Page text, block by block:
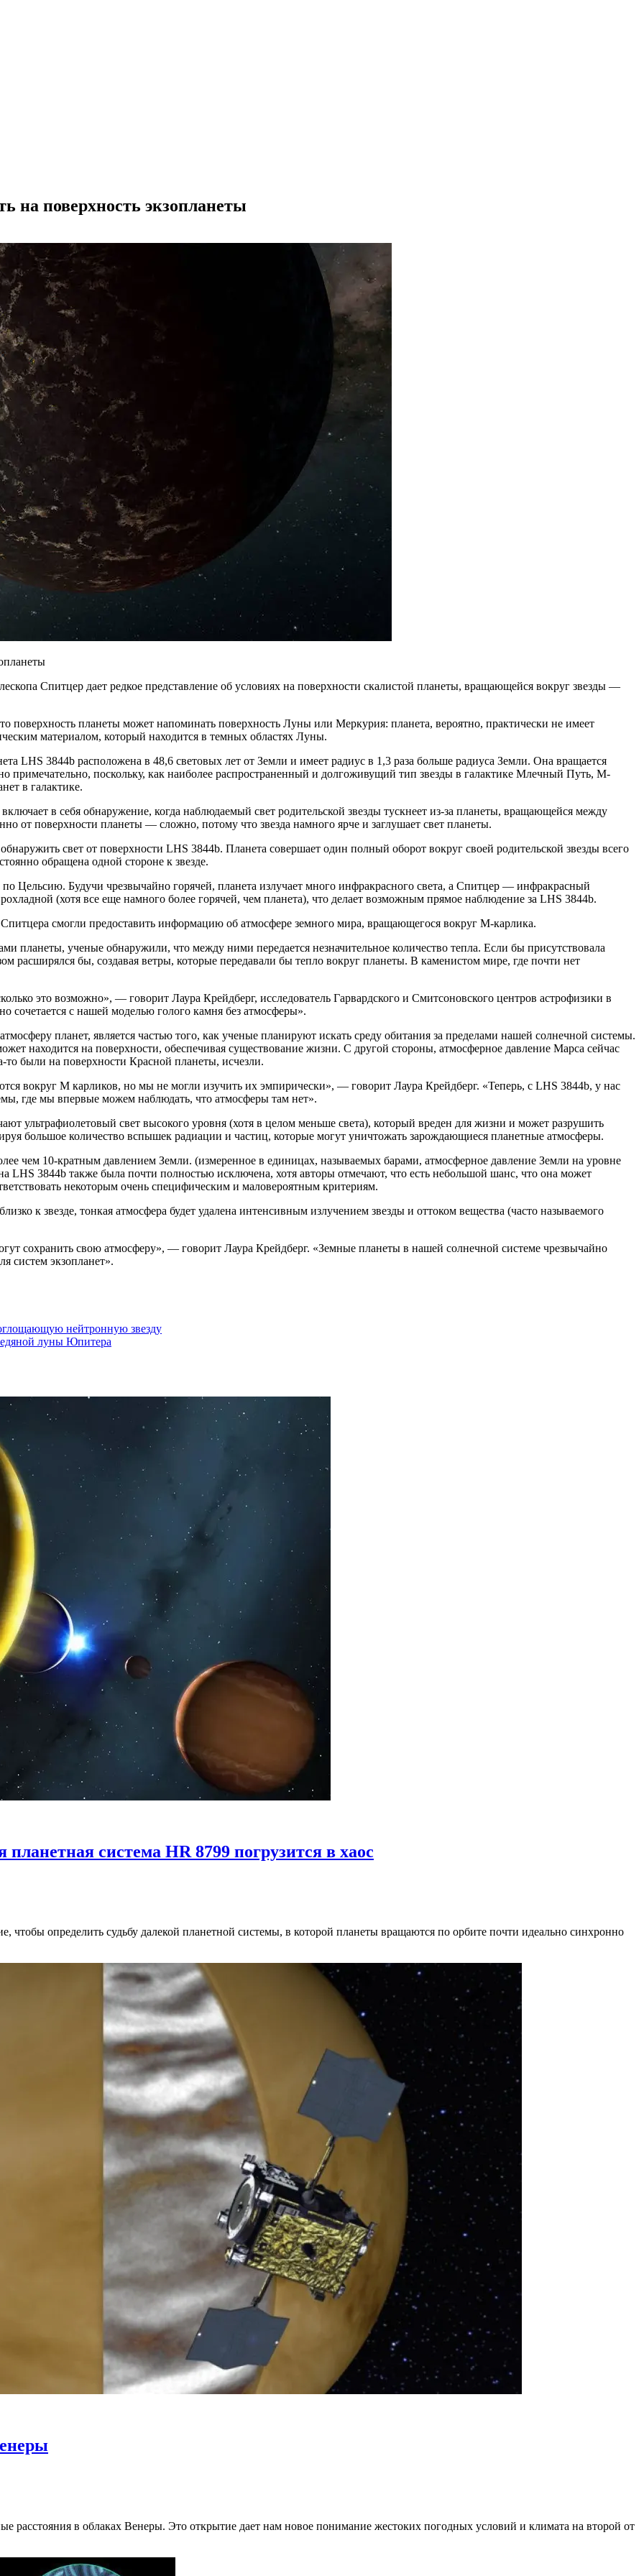
на поверхность экзопланеты
Спитцер дает редкое представление об условиях на поверхности скалистой планеты, вращающейся вокруг звезды —
поверхность планеты может напоминать поверхность Луны или Меркурия: планета, вероятно, практически не имеет
материалом, который находится в темных областях Луны.
LHS 3844b расположена в 48,6 световых лет от Земли и имеет радиус в 1,3 раза больше радиуса Земли. Она вращается
примечательно, поскольку, как наиболее распространенный и долгоживущий тип звезды в галактике Млечный Путь, M-
в галактике.
в себя обнаружение, когда наблюдаемый свет родительской звезды тускнеет из-за планеты, вращающейся между
от поверхности планеты — сложно, потому что звезда намного ярче и заглушает свет планеты.
свет от поверхности LHS 3844b. Планета совершает один полный оборот вокруг своей родительской звезды всего
обращена одной стороне к звезде.
по Цельсию. Будучи чрезвычайно горячей, планета излучает много инфракрасного света, а Спитцер — инфракрасный
(хотя все еще намного более горячей, чем планета), что делает возможным прямое наблюдение за ​​LHS 3844b.
смогли предоставить информацию об атмосфере земного мира, вращающегося вокруг М-карлика.
планеты, ученые обнаружили, что между ними передается незначительное количество тепла. Если бы присутствовала
расширялся бы, создавая ветры, которые передавали бы тепло вокруг планеты. В каменистом мире, где почти нет
это возможно», — говорит Лаура Крейдберг, исследователь Гарвардского и Смитсоновского центров астрофизики в
сочетается с нашей моделью голого камня без атмосферы».
планет, является частью того, как ученые планируют искать среду обитания за пределами нашей солнечной системы.
находится на поверхности, обеспечивая существование жизни. С другой стороны, атмосферное давление Марса сейчас
то были на поверхности Красной планеты, исчезли.
вокруг M карликов, но мы не могли изучить их эмпирически», — говорит Лаура Крейдберг. «Теперь, с LHS 3844b, у нас
где мы впервые можем наблюдать, что атмосферы там нет».
ультрафиолетовый свет высокого уровня (хотя в целом меньше света), который вреден для жизни и может разрушить
большое количество вспышек радиации и частиц, которые могут уничтожать зарождающиеся планетные атмосферы.
чем 10-кратным давлением Земли. (измеренное в единицах, называемых барами, атмосферное давление Земли на уровне
LHS 3844b также была почти полностью исключена, хотя авторы отмечают, что есть небольшой шанс, что она может
некоторым очень специфическим и маловероятным критериям.
к звезде, тонкая атмосфера будет удалена интенсивным излучением звезды и оттоком вещества (часто называемого
сохранить свою атмосферу», — говорит Лаура Крейдберг. «Земные планеты в нашей солнечной системе чрезвычайно
систем экзопланет».
нейтронную звезду
луны Юпитера
система HR 8799 погрузится в хаос
чтобы определить судьбу далекой планетной системы, в которой планеты вращаются по орбите почти идеально синхронно
расстояния в облаках Венеры. Это открытие дает нам новое понимание жестоких погодных условий и климата на второй от